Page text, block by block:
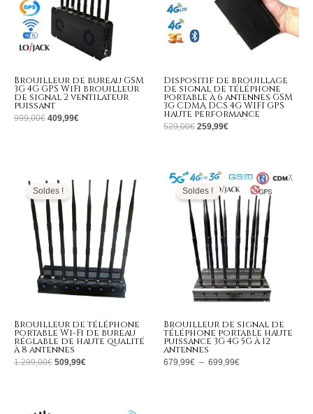
Brouilleur de bureau GSM
3G 4G GPS WiFi brouilleur
de signal 2 ventilateur
puissant
999,00€ 409,99€
Dispositif de brouillage
de signal de téléphone
portable à 6 antennes GSM
3G CDMA DCS 4G WIFI GPS
haute performance
529,00€ 259,99€
Soldes !
Brouilleur de téléphone
portable Wi-Fi de bureau
réglable de haute qualité
à 8 antennes
1.299,00€
prix
initial
était :
1.299,00€.
509,99€
prix
actuel
est :
509,99€.
Soldes !
Brouilleur de signal de
téléphone portable haute
puissance 3G 4G 5G à 12
antennes
679,99€ – 699,99€
Plage
de
prix :
679,99€
à
699,99€